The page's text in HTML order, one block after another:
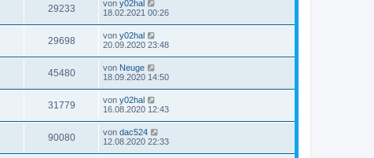
29233 von y02hal
18.02.2021 00:26
29698 von y02hal
20.09.2020 23:48
45480 von Neuge
18.09.2020 14:50
31779 von y02hal
16.08.2020 12:43
90080 von dac524
12.08.2020 22:33